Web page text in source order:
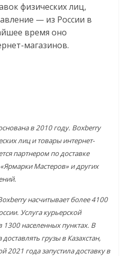
физических лиц,
— из России в
время оно
магазинов.
в 2010 году. Boxberry
лиц и товары интернет-
партнером по доставке
Мастеров» и других
насчитывает более 4100
Услуга курьерской
1300 населенных пунктах. В
грузы в Казахстан,
2021 года запустила доставку в